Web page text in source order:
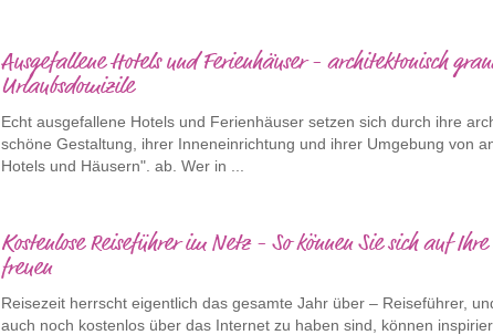
Ausgefallene Hotels und Ferienhäuser - architektonisch
Urlaubsdomizile
Echt ausgefallene Hotels und Ferienhäuser setzen sich durch ihre
schöne Gestaltung, ihrer Inneneinrichtung und ihrer Umgebung von
Hotels und Häusern". ab. Wer in ...
Kostenlose Reiseführer im Netz - So können Sie sich auf Ihre
freuen
Reisezeit herrscht eigentlich das gesamte Jahr über – Reiseführer,
auch noch kostenlos über das Internet zu haben sind, können